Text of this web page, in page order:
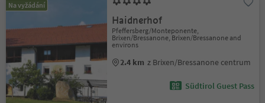
Na vyžádání
Haidnerhof
Pfeffersberg/Monteponente,
Brixen/Bressanone, Brixen/Bressanone and
environs
2.4 km z Brixen/Bressanone centrum
Südtirol Guest Pass